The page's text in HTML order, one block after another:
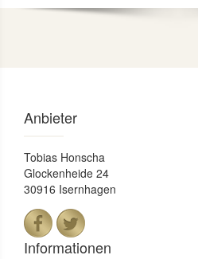
Anbieter
Tobias Honscha
Glockenheide 24
30916 Isernhagen
Informationen